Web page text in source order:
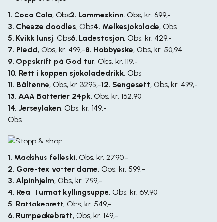
1. Coca Cola, Obs2. Lammeskinn, Obs, kr. 699,-
3. Cheeze doodles, Obs4. Melkesjokolade, Obs
5. Kvikk lunsj, Obs6. Ladestasjon, Obs, kr. 429,-
7. Pledd , Obs, kr. 499,-8. Hobbyeske, Obs, kr. 50,94
9. Oppskrift på God tur, Obs, kr. 119,-
10. Rett i koppen sjokoladedrikk, Obs
11. Båltønne, Obs, kr. 3295,-12. Sengesett, Obs, kr. 499,-
13. AAA Batterier 24pk, Obs, kr. 162,90
14. Jerseylaken, Obs, kr. 149,-
Obs
1. Madshus felleski, Obs, kr. 2790,-
2. Gore-tex votter dame, Obs, kr. 599,-
3. Alpinhjelm, Obs, kr. 799,-
4. Real Turmat kyllingsuppe, Obs, kr. 69,90
5. Rattakebrett, Obs, kr. 549,-
6. Rumpeakebrett, Obs, kr. 149,-